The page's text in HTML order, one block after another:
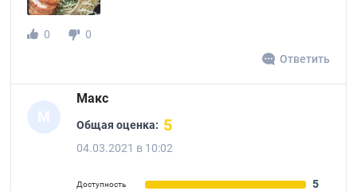
0
0
Ответить
М
Макс
Общая оценка: 5
04.03.2021 в 10:02
Доступность 5